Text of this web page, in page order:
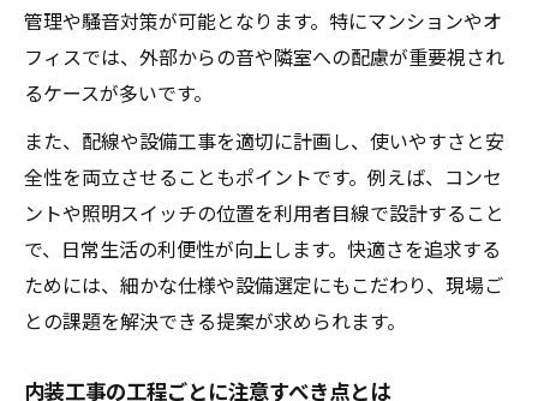
管理や騒音対策が可能となります。特にマンションやオ
フィスでは、外部からの音や隣室への配慮が重要視され
るケースが多いです。
また、配線や設備工事を適切に計画し、使いやすさと安
全性を両立させることもポイントです。例えば、コンセ
ントや照明スイッチの位置を利用者目線で設計すること
で、日常生活の利便性が向上します。快適さを追求する
ためには、細かな仕様や設備選定にもこだわり、現場ご
との課題を解決できる提案が求められます。
内装工事の工程ごとに注意すべき点とは